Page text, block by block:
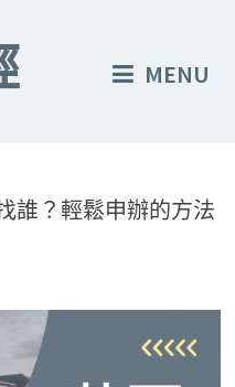
MENU
誰？輕鬆申辦的方法